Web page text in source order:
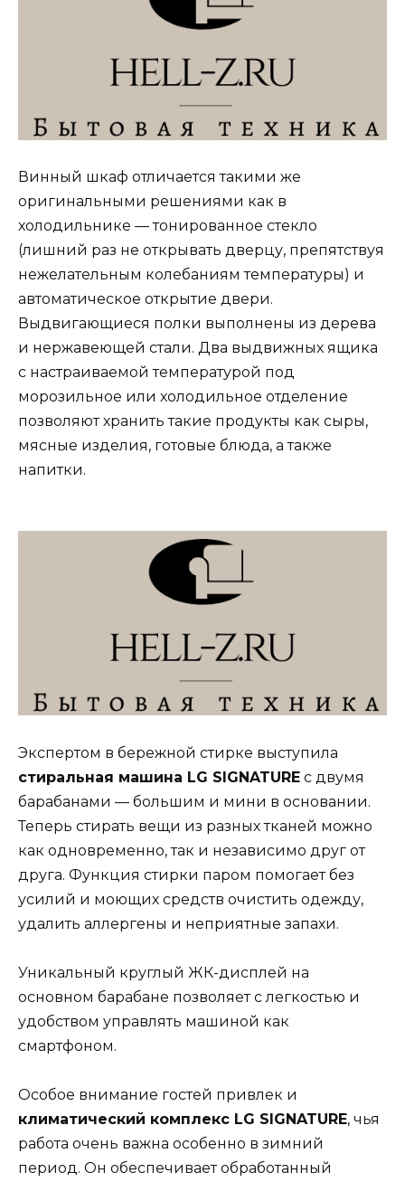
Винный шкаф отличается такими же
оригинальными решениями как в
холодильнике — тонированное стекло
(лишний раз не открывать дверцу, препятствуя
нежелательным колебаниям температуры) и
автоматическое открытие двери.
Выдвигающиеся полки выполнены из дерева
и нержавеющей стали. Два выдвижных ящика
с настраиваемой температурой под
морозильное или холодильное отделение
позволяют хранить такие продукты как сыры,
мясные изделия, готовые блюда, а также
напитки.
Экспертом в бережной стирке выступила
стиральная машина LG SIGNATURE с двумя
барабанами — большим и мини в основании.
Теперь стирать вещи из разных тканей можно
как одновременно, так и независимо друг от
друга. Функция стирки паром помогает без
усилий и моющих средств очистить одежду,
удалить аллергены и неприятные запахи.
Уникальный круглый ЖК-дисплей на
основном барабане позволяет с легкостью и
удобством управлять машиной как
смартфоном.
Особое внимание гостей привлек и
климатический комплекс LG SIGNATURE, чья
работа очень важна особенно в зимний
период. Он обеспечивает обработанный